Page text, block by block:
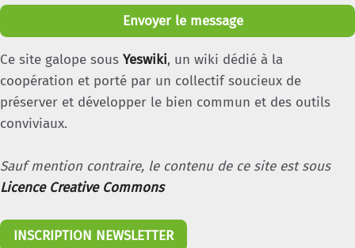
Envoyer le message
Ce site galope sous Yeswiki, un wiki dédié à la
coopération et porté par un collectif soucieux de
préserver et développer le bien commun et des outils
conviviaux.
Sauf mention contraire, le contenu de ce site est sous
Licence Creative Commons
INSCRIPTION NEWSLETTER